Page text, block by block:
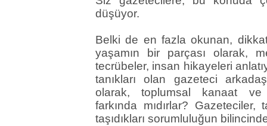
düşüyor.
Belki de en fazla okunan,
yaşamın bir parçası olarak,
tecrübeler, insan hikayeleri
tanıkları olan gazeteci
olarak, toplumsal kanaat ve
farkında mıdırlar? Gazeteciler,
taşıdıkları sorumluluğun